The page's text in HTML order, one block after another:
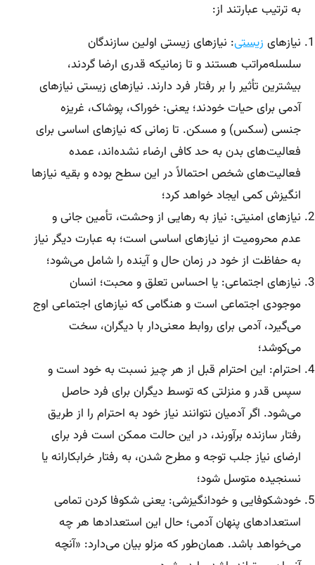
به ترتیب عبارتند از:
نیازهای زیستی: نیازهای زیستی اولین سازندگان
سلسله‌مراتب هستند و تا زمانیکه قدری ارضا گردند،
بیشترین تأثیر را بر رفتار فرد دارند. نیازهای زیستی نیازهای
آدمی برای حیات خودند؛ یعنی: خوراک، پوشاک، غریزه
جنسی (سکس) و مسکن. تا زمانی که نیازهای اساسی برای
فعالیت‌های بدن به حد کافی ارضاء نشده‌اند، عمده
فعالیت‌های شخص احتمالاً در این سطح بوده و بقیه نیازها
انگیزش کمی ایجاد خواهد کرد؛
نیازهای امنیتی: نیاز به رهایی از وحشت، تأمین جانی و
عدم محرومیت از نیازهای اساسی است؛ به عبارت دیگر نیاز
به حفاظت از خود در زمان حال و آینده را شامل می‌شود؛
نیازهای اجتماعی: یا احساس تعلق و محبت؛ انسان
موجودی اجتماعی است و هنگامی که نیازهای اجتماعی اوج
می‌گیرد، آدمی برای روابط معنی‌دار با دیگران، سخت
می‌کوشد؛
احترام: این احترام قبل از هر چیز نسبت به خود است و
سپس قدر و منزلتی که توسط دیگران برای فرد حاصل
می‌شود. اگر آدمیان نتوانند نیاز خود به احترام را از طریق
رفتار سازنده برآورند، در این حالت ممکن است فرد برای
ارضای نیاز جلب توجه و مطرح شدن، به رفتار خرابکارانه یا
نسنجیده متوسل شود؛
خودشکوفایی و خودانگیزشی: یعنی شکوفا کردن تمامی
استعدادهای پنهان آدمی؛ حال این استعدادها هر چه
می‌خواهد باشد. همان‌طور که مزلو بیان می‌دارد: «آنچه